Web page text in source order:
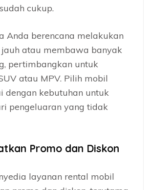
cukup.
Anda berencana melakukan
atau membawa banyak
pertimbangkan untuk
atau MPV. Pilih mobil
dengan kebutuhan untuk
pengeluaran yang tidak
Promo dan Diskon
layanan rental mobil